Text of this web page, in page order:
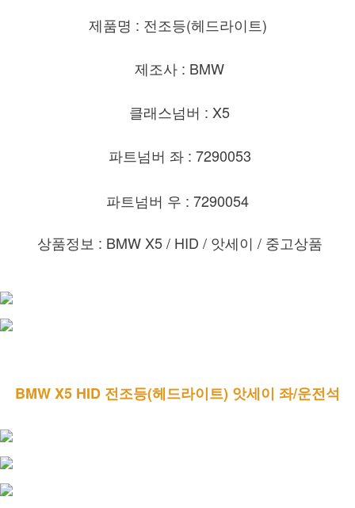
제품명 : 전조등(헤드라이트)
제조사 : BMW
클래스넘버 : X5
파트넘버 좌 : 7290053
파트넘버 우 : 7290054
상품정보 : BMW X5 / HID / 앗세이 / 중고상품
BMW X5 HID 전조등(헤드라이트) 앗세이 좌/운전석